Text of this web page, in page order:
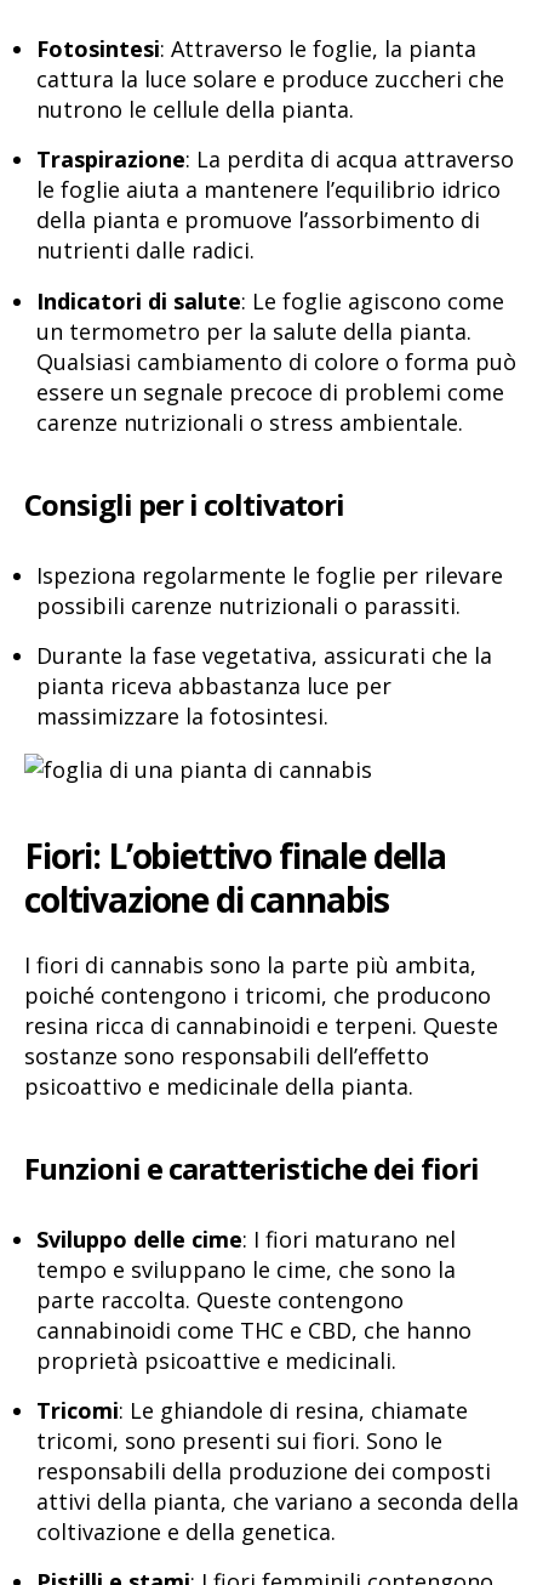
Fotosintesi: Attraverso le foglie, la pianta
cattura la luce solare e produce zuccheri che
nutrono le cellule della pianta.
Traspirazione: La perdita di acqua attraverso
le foglie aiuta a mantenere l’equilibrio idrico
della pianta e promuove l’assorbimento di
nutrienti dalle radici.
Indicatori di salute: Le foglie agiscono come
un termometro per la salute della pianta.
Qualsiasi cambiamento di colore o forma può
essere un segnale precoce di problemi come
carenze nutrizionali o stress ambientale.
Consigli per i coltivatori
Ispeziona regolarmente le foglie per rilevare
possibili carenze nutrizionali o parassiti.
Durante la fase vegetativa, assicurati che la
pianta riceva abbastanza luce per
massimizzare la fotosintesi.
Fiori: L’obiettivo finale della
coltivazione di cannabis
I fiori di cannabis sono la parte più ambita,
poiché contengono i tricomi, che producono
resina ricca di cannabinoidi e terpeni. Queste
sostanze sono responsabili dell’effetto
psicoattivo e medicinale della pianta.
Funzioni e caratteristiche dei fiori
Sviluppo delle cime: I fiori maturano nel
tempo e sviluppano le cime, che sono la
parte raccolta. Queste contengono
cannabinoidi come THC e CBD, che hanno
proprietà psicoattive e medicinali.
Tricomi: Le ghiandole di resina, chiamate
tricomi, sono presenti sui fiori. Sono le
responsabili della produzione dei composti
attivi della pianta, che variano a seconda della
coltivazione e della genetica.